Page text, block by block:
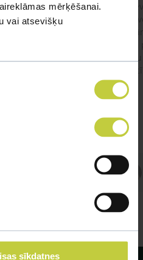
mērķēšanai.
vai atsevišķu
sīkdatnes
darīt?